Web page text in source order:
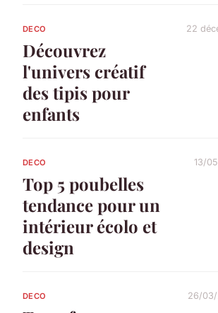
DECO
Découvrez
l'univers créatif
des tipis pour
enfants
22
DECO
Top 5 poubelles
tendance pour un
intérieur écolo et
design
13/
DECO 26/